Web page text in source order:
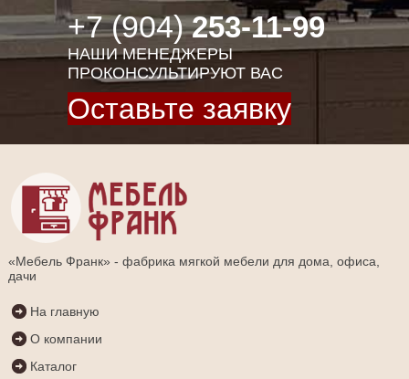
+7 (904)253-11-99
НАШИ МЕНЕДЖЕРЫ
ПРОКОНСУЛЬТИРУЮТ ВАС
Оставьте заявку
«Мебель Франк» - фабрика мягкой мебели для дома, офиса,
дачи
На главную
О компании
Каталог